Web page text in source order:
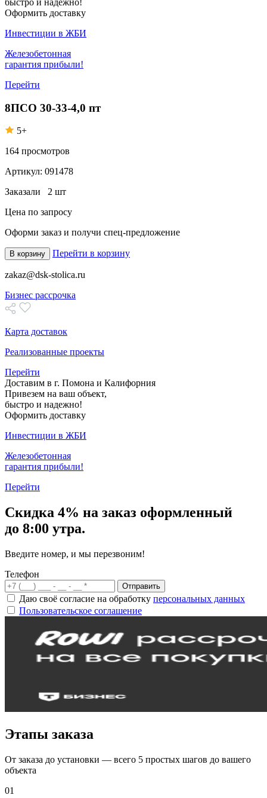
Оформить доставку
Инвестиции в ЖБИ
Железобетонная
гарантия прибыли!
Перейти
8ПСО 30-33-4,0 пт
5+
164 просмотров
Артикул: 091478
Заказали 2 шт
Цена по запросу
Оформи заказ и получи спец-предложение
В корзину Перейти в корзину
zakaz@dsk-stolica.ru
Бизнес рассрочка
Карта доставок
Реализованные проекты
Перейти
Доставим в г. Помона и Калифорния
Привезем на ваш объект,
быстро и надежно!
Оформить доставку
Инвестиции в ЖБИ
Железобетонная
гарантия прибыли!
Перейти
Скидка 4% на заказ оформленный
до 8:00 утра.
Введите номер, и мы перезвоним!
Телефон
Отправить
Даю своё согласие на обработку персональных данных
Пользовательское соглашение
Этапы заказа
От заказа до установки — всего 5 простых шагов до вашего
объекта
01